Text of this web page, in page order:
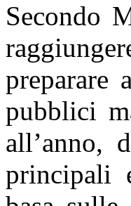
Secondo
preparare
pubblici
all’anno,
principali